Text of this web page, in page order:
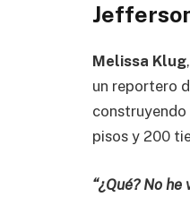
Melissa Klug
un reportero
pisos y 200
“¿Qué? No he